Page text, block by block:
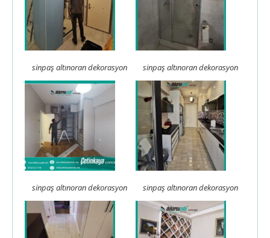
sinpaş altınoran dekorasyon sinpaş altınoran dekorasyon
sinpaş altınoran dekorasyon sinpaş altınoran dekorasyon